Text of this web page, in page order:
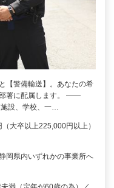
【警備輸送】。あなたの希
署に配属します。 ――
設、学校、一…
大卒以上225,000円以上）
岡県内いずれかの事業所へ